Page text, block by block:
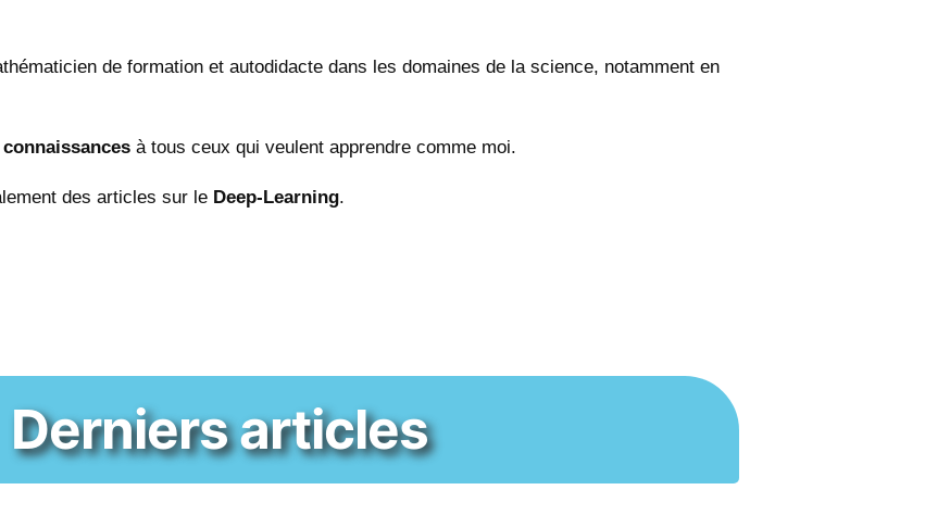
de formation et autodidacte dans les domaines de la science, notamment en
à tous ceux qui veulent apprendre comme moi.
des articles sur le Deep-Learning
Derniers articles